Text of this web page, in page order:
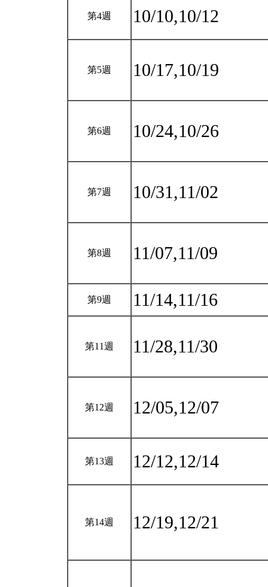
第4週 10/10,10/12
第5週 10/17,10/19
第6週 10/24,10/26
第7週 10/31,11/02
第8週 11/07,11/09
第9週 11/14,11/16
第11週 11/28,11/30
第12週 12/05,12/07
第13週 12/12,12/14
第14週 12/19,12/21